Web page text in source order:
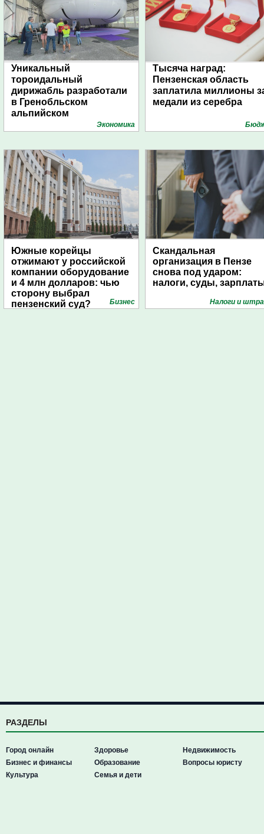
Уникальный
тороидальный
дирижабль разработали
в Гренобльском
альпийском
Экономика
Тысяча наград:
Пензенская область
заплатила миллионы
медали из серебра
Южные корейцы
отжимают у российской
компании оборудование
и 4 млн долларов: чью
сторону выбрал
пензенский суд?
Бизнес
Скандальная
организация в Пензе
снова под ударом:
налоги, суды,
Налоги и
РАЗДЕЛЫ
Город онлайн
Бизнес и финансы
Культура
Здоровье
Образование
Семья и дети
Недвижимость
Вопросы юристу